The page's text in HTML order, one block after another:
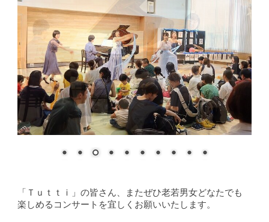
「Ｔｕｔｔｉ」の皆さん、またぜひ老若男女どなたでも
楽しめるコンサートを宜しくお願いいたします。